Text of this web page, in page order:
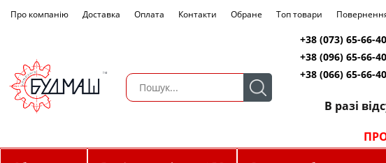
Про компанію Доставка Оплата Контакти Обране Топ товари
+38 (073) 65-66-
+38 (096) 65-66-
+38 (066) 65-66-
В разі